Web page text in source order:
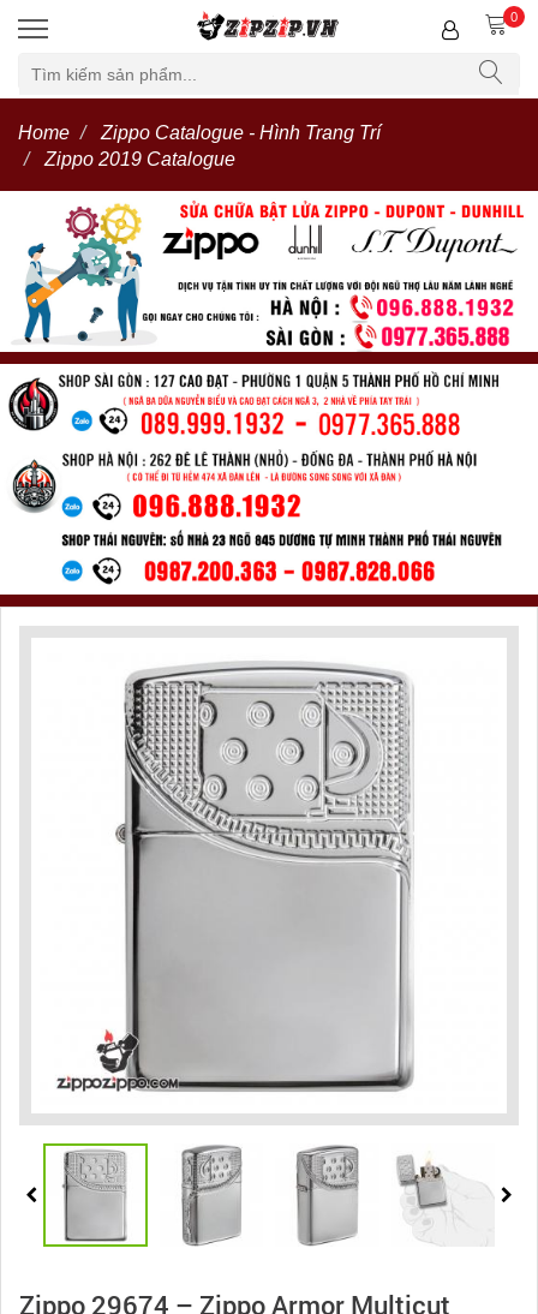
0
Home
Zippo Catalogue - Hình Trang Trí
Zippo 2019 Catalogue
Zippo 29674 – Zippo Armor Multicut